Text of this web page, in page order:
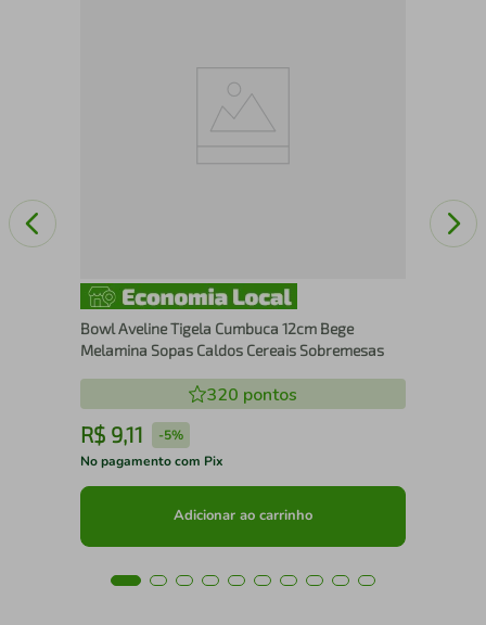
Bowl Aveline Tigela Cumbuca 12cm Bege
Melamina Sopas Caldos Cereais Sobremesas
320 pontos
R$ 9,11 -5%
No pagamento com Pix
Adicionar ao carrinho